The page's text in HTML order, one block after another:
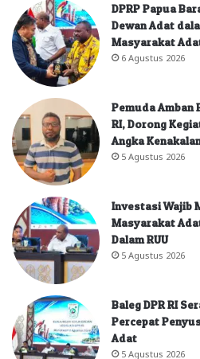
DPRP Papua
Dewan Adat
Masyarakat
6 Agustus 2026
Pemuda Amban
RI, Dorong
Angka
5 Agustus 2026
Investasi Wajib
Masyarakat
Dalam RUU
5 Agustus 2026
Baleg DPR RI
Percepat
Adat
5 Agustus 2026